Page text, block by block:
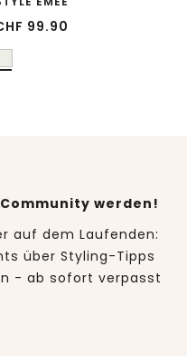
99.90
werden!
auf dem Laufenden:
über Styling-Tipps
- ab sofort verpasst